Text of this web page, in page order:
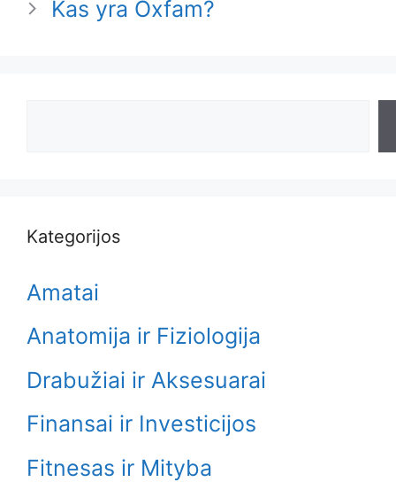
Kas yra Oxfam?
Kategorijos
Amatai
Anatomija ir Fiziologija
Drabužiai ir Aksesuarai
Finansai ir Investicijos
Fitnesas ir Mityba